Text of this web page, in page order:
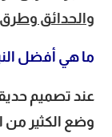
والحدائق وطرق
ما هي أفضل
عند تصميم
وضع الكثير من